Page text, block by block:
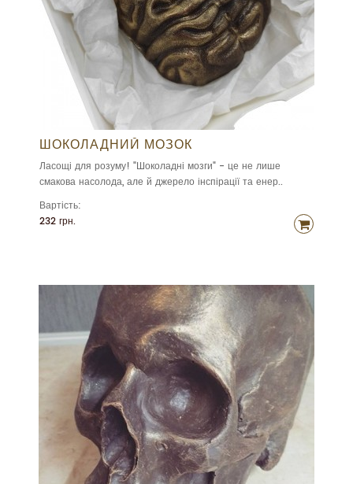
ШОКОЛАДНИЙ МОЗОК
Ласощі для розуму! "Шоколадні мозги" - це не лише
смакова насолода, але й джерело інспірації та енер..
Вартість:
232 грн.